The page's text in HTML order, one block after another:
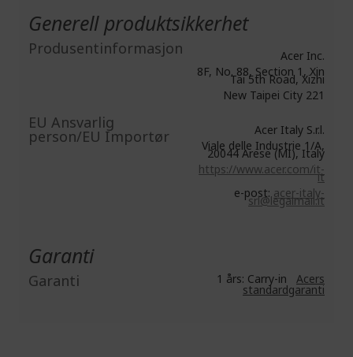
Generell produktsikkerhet
Produsentinformasjon
Acer Inc.
8F, No. 88, Section 1, Xin
Tai 5th Road, Xizhi
New Taipei City 221
EU Ansvarlig
person/EU Importør
Acer Italy S.r.l.
Viale delle Industrie 1/A,
20044 Arese (MI), Italy
https://www.acer.com/it-
it
e-post:acer-italy-
srl@legalmail.it
Garanti
Garanti 1 års: Carry-in Acers
standardgaranti